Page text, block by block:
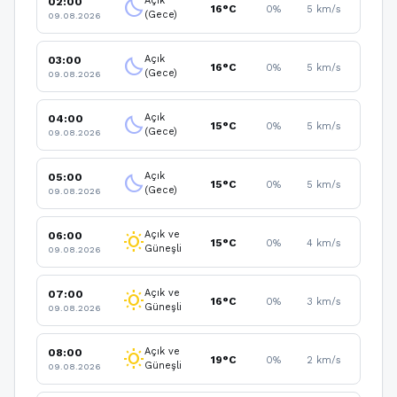
09.08.2026 clear_night (Gece)
16°C 0% 5 km/s
03:00
09.08.2026 clear_nightAçık
(Gece)
16°C 0% 5 km/s
04:00
09.08.2026 clear_nightAçık
(Gece)
15°C 0% 5 km/s
05:00
09.08.2026 clear_nightAçık
(Gece)
15°C 0% 5 km/s
06:00
09.08.2026 wb_sunnyAçık ve
Güneşli
15°C 0% 4 km/s
07:00
09.08.2026 wb_sunnyAçık ve
Güneşli
16°C 0% 3 km/s
08:00
09.08.2026 wb_sunnyAçık ve
Güneşli
19°C 0% 2 km/s